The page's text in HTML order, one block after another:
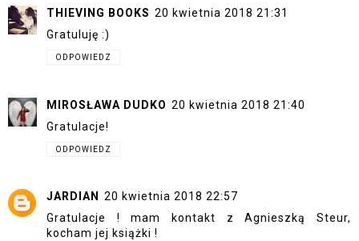
THIEVING BOOKS 20 kwietnia 2018 21:31
Gratuluję :)
ODPOWIEDZ
MIROSŁAWA DUDKO 20 kwietnia 2018 21:40
Gratulacje!
ODPOWIEDZ
JARDIAN
20 kwietnia 2018 22:57
Gratulacje ! mam kontakt z Agnieszką Steur,
kocham jej książki !